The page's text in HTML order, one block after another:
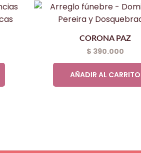
CORONA PAZ
$ 390.000
AÑADIR AL CARRITO